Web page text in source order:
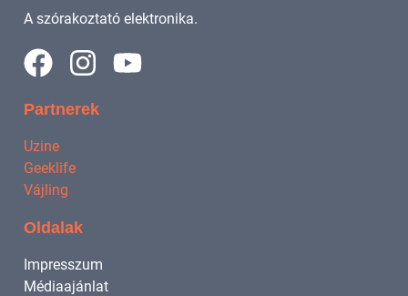
A szórakoztató elektronika.
Partnerek
Uzine
Geeklife
Vájling
Oldalak
Impresszum
Médiaajánlat